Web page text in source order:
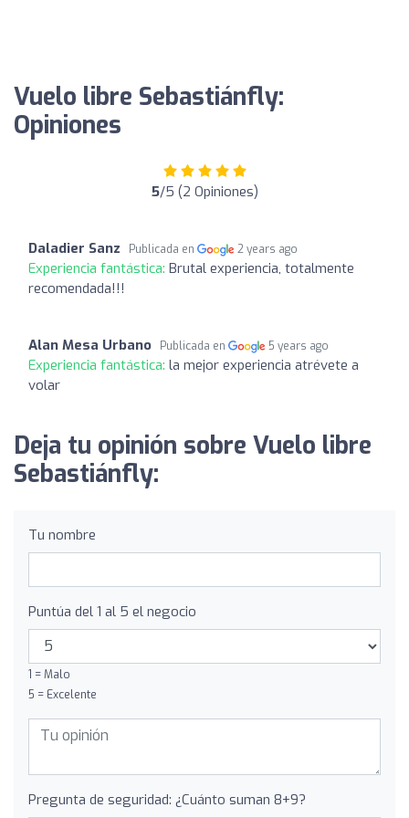
Vuelo libre Sebastiánfly:
Opiniones
5/5 (2 Opiniones)
Daladier Sanz Publicada en 2 years ago
Experiencia fantástica: Brutal experiencia, totalmente
recomendada!!!
Alan Mesa Urbano Publicada en 5 years ago
Experiencia fantástica: la mejor experiencia atrévete a
volar
Deja tu opinión sobre Vuelo libre
Sebastiánfly:
Tu nombre
Puntúa del 1 al 5 el negocio
1 = Malo
5 = Excelente
Pregunta de seguridad: ¿Cuánto suman 8+9?